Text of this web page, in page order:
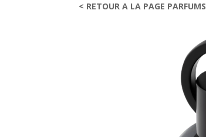
< RETOUR A LA PAGE PARFUMS